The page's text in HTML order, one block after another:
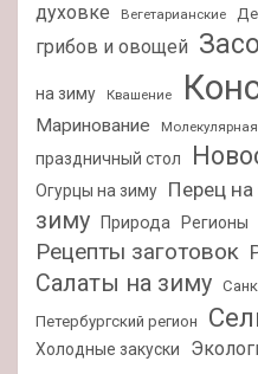
духовке
Вегетарианские
грибов и овощей
на зиму Квашение
Маринование
праздничный стол
Огурцы на зиму Перец
зиму
Природа Регионы
Рецепты заготовок
Салаты на зиму
Петербургский регион
Холодные закуски